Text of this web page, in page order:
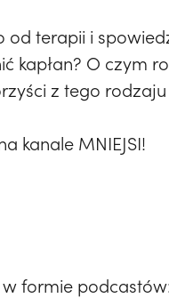
terapii i
kapłan? O czym
z tego
kanale MNIEJSI!
formie